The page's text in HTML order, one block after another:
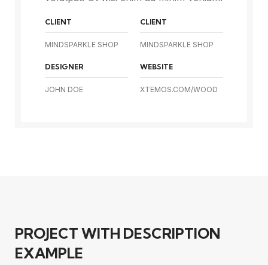
CLIENT
MINDSPARKLE SHOP
CLIENT
MINDSPARKLE SHOP
DESIGNER
JOHN DOE
WEBSITE
XTEMOS.COM/WOOD
PROJECT WITH DESCRIPTION
EXAMPLE